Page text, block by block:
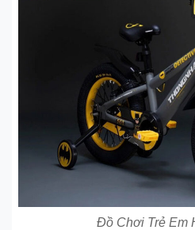
Đồ Chơi Trẻ Em